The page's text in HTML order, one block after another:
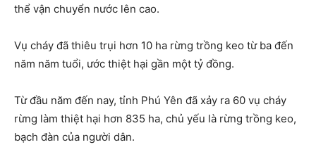
thể vận chuyển nước lên cao.
Vụ cháy đã thiêu trụi hơn 10 ha rừng trồng keo từ ba đến
năm năm tuổi, ước thiệt hại gần một tỷ đồng.
Từ đầu năm đến nay, tỉnh Phú Yên đã xảy ra 60 vụ cháy
rừng làm thiệt hại hơn 835 ha, chủ yếu là rừng trồng keo,
bạch đàn của người dân.